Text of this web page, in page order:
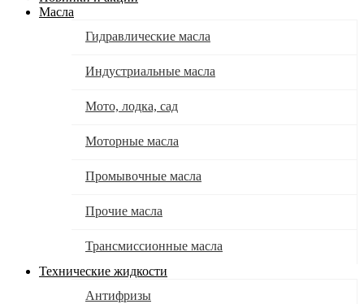
Масла
Гидравлические масла
Индустриальные масла
Мото, лодка, сад
Моторные масла
Промывочные масла
Прочие масла
Трансмиссионные масла
Технические жидкости
Антифризы